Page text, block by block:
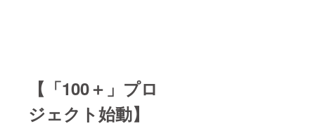
【「100＋」プロ
ジェクト始動】